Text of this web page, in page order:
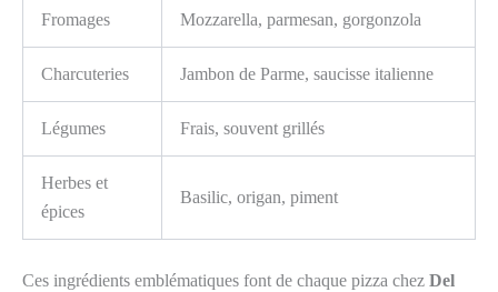
Fromages Mozzarella, parmesan, gorgonzola
Charcuteries Jambon de Parme, saucisse italienne
Légumes Frais, souvent grillés
Herbes et
épices
Basilic, origan, piment
Ces ingrédients emblématiques font de chaque pizza chez Del